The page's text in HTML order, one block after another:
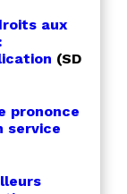
aux
(SD
prononce
service